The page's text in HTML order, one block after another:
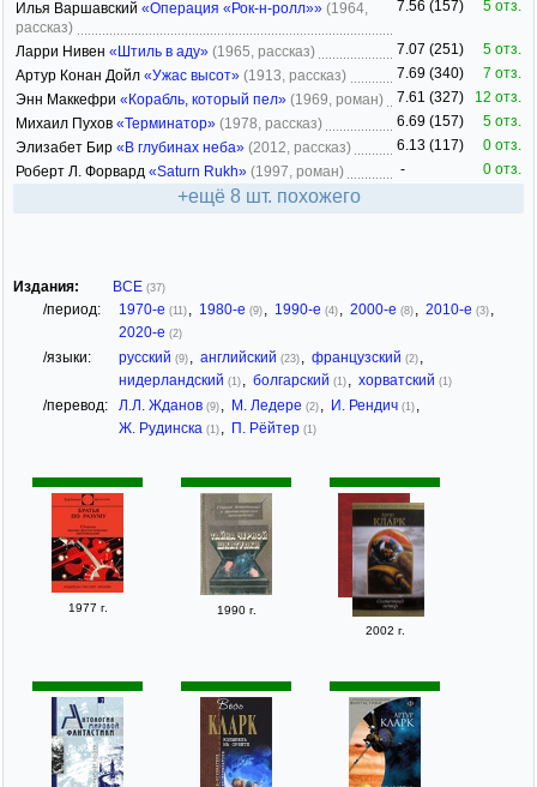
Илья Варшавский «Операция «Рок-н-ролл»» (1964,
рассказ)
7.56 (157) 5 отз.
Ларри Нивен «Штиль в аду» (1965, рассказ) 7.07 (251)
5 отз.
Артур Конан Дойл «Ужас высот» (1913, рассказ) 7.69 (340)
7 отз.
Энн Маккефри «Корабль, который пел» (1969, роман) 7.61 (327)
12 отз.
Михаил Пухов «Терминатор» (1978, рассказ) 6.69 (157)
5 отз.
Элизабет Бир «В глубинах неба» (2012, рассказ) 6.13 (117)
0 отз.
Роберт Л. Форвард «Saturn Rukh» (1997, роман) - 0 отз.
+ещё 8 шт. похожего
Издания: ВСЕ (37)
/период: 1970-е (11) , 1980-е (9) , 1990-е (4) , 2000-е (8) , 2010-е (3) ,
2020-е (2)
/языки: русский (9) , английский (23) , французский (2) ,
нидерландский (1) , болгарский (1) , хорватский (1)
/перевод: Л.Л. Жданов (9) , М. Ледере (2) , И. Рендич (1) ,
Ж. Рудинска (1) , П. Рёйтер (1)
1977 г.
1990 г.
2002 г.